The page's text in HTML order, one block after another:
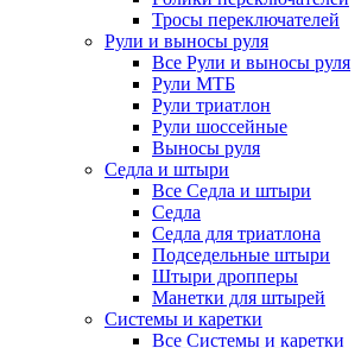
Тросы переключателей
Рули и выносы руля
Все Рули и выносы руля
Рули МТБ
Рули триатлон
Рули шоссейные
Выносы руля
Седла и штыри
Все Седла и штыри
Седла
Седла для триатлона
Подседельные штыри
Штыри дропперы
Манетки для штырей
Системы и каретки
Все Системы и каретки